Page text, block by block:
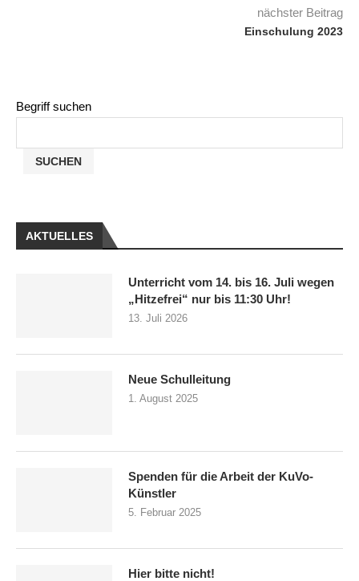
nächster Beitrag
Einschulung 2023
Begriff suchen
SUCHEN
AKTUELLES
Unterricht vom 14. bis 16. Juli wegen
„Hitzefrei“ nur bis 11:30 Uhr!
13. Juli 2026
Neue Schulleitung
1. August 2025
Spenden für die Arbeit der KuVo-
Künstler
5. Februar 2025
Hier bitte nicht!